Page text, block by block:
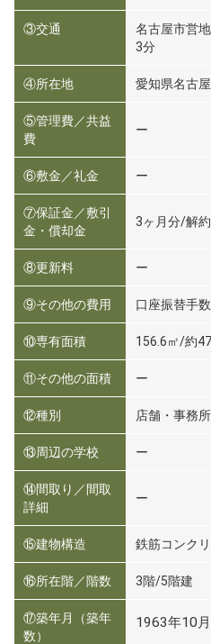
③交通
名古屋市営
3分
④所在地 愛知県名古
⑤管理費／共益
費
ー
⑥敷金／礼金 ー
⑦保証金／敷引
金・償却金
3ヶ月分/解
⑧更新料 ー
⑨その他の費用 口座振替手
⑩専有面積 156.6㎡/約
⑪その他の面積 ー
⑫種別 店舗・事務所
⑬周辺の学校 ー
⑭間取り／間取
詳細
ー
⑮建物構造 鉄筋コンク
⑯所在階／階数 3階/5階建
⑰築年月（築年
数）
1963年10月